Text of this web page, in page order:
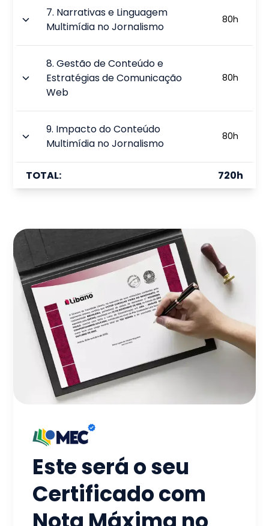
7. Narrativas e Linguagem
Multimídia no Jornalismo
80h
8.Gestão de Conteúdo e
Estratégias de Comunicação
Web
80h
9. Impacto do Conteúdo
Multimídia no Jornalismo
80h
TOTAL: 720h
Este será o seu
Certificado com